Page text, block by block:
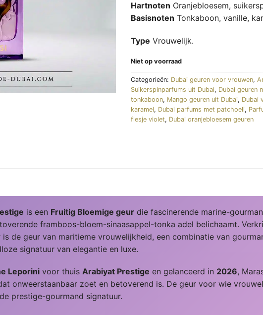
Hartnoten Oranjebloesem,
Basisnoten Tonkaboon, vanille,
Type Vrouwelijk.
Niet op voorraad
Categorieën: Dubai geuren voor vrouwen,
Suikerspinparfums uit Dubai, Dubai geuren
tonkaboon, Mango geuren uit Dubai, Dubai
karamel, Dubai parfums met patchoeli,
flesje violet, Dubai oranjebloesem geuren
is een Fruitig Bloemige geur die fascinerende marine-
framboos-bloem-sinaasappel-tonka adel belichaamt.
is de geur van maritieme vrouwelijkheid, een combinatie van
signatuur van elegantie en luxe.
Leporini voor thuis Arabiyat Prestige en gelanceerd in 2026,
onweerstaanbaar zoet en betoverend is. De geur voor wie
prestige-gourmand signatuur.